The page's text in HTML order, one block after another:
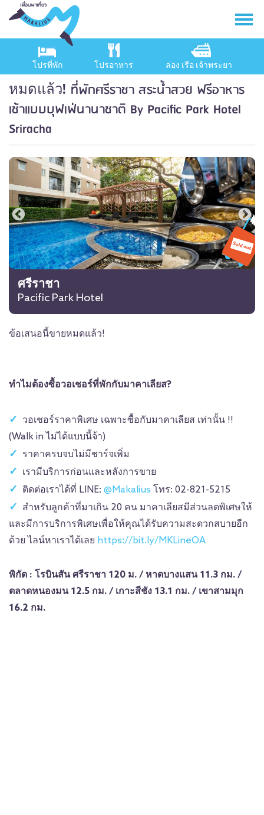
โปรที่พัก โปรอาหาร ล่อง เรือ เจ้าพระยา
หมดแล้ว! ที่พักศรีราชา สระน้ำสวย ฟรีอาหาร
เช้าแบบบุฟเฟ่นานาชาติ By Pacific Park Hotel
Sriracha
ศรีราชา
Pacific Park Hotel
ข้อเสนอนี้ขายหมดแล้ว!
ทำไมต้องซื้อวอเชอร์ที่พักกับมาคาเลียส?
วอเชอร์ราคาพิเศษ เฉพาะซื้อกับมาคาเลียส เท่านั้น !!
(Walk in ไม่ได้แบบนี้จ้า)
ราคาครบจบไม่มีชาร์จเพิ่ม
เรามีบริการก่อนและหลังการขาย
ติดต่อเราได้ที่ LINE: @Makalius โทร: 02-821-5215
สำหรับลูกค้าที่มาเกิน 20 คน มาคาเลียสมีส่วนลดพิเศษให้
และมีการบริการพิเศษเพื่อให้คุณได้รับความสะดวกสบายอีก
ด้วย ไลน์หาเราได้เลย https://bit.ly/MKLineOA
พิกัด : โรบินสัน ศรีราชา 120 ม. / หาดบางแสน 11.3 กม. /
ตลาดหนองมน 12.5 กม. / เกาะสีชัง 13.1 กม. / เขาสามมุก
16.2 กม.